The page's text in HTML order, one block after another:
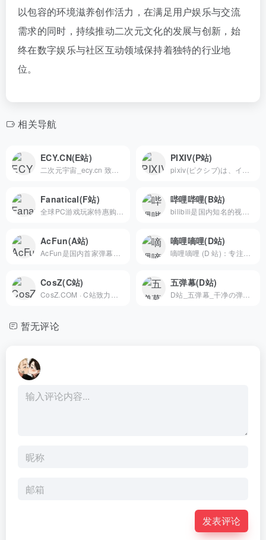
以包容的环境滋养创作活力，在满足用户娱乐与交流
需求的同时，持续推动二次元文化的发展与创新，始
终在数字娱乐与社区互动领域保持着独特的行业地
位。
相关导航
ECY.CN(E站) PIXIV(P站)
Fanatical(F站) 哔哩哔哩(B站)
AcFun(A站) 嘀哩嘀哩(D站)
CosZ(C站) 五弹幕(D站)
暂无评论
发表评论